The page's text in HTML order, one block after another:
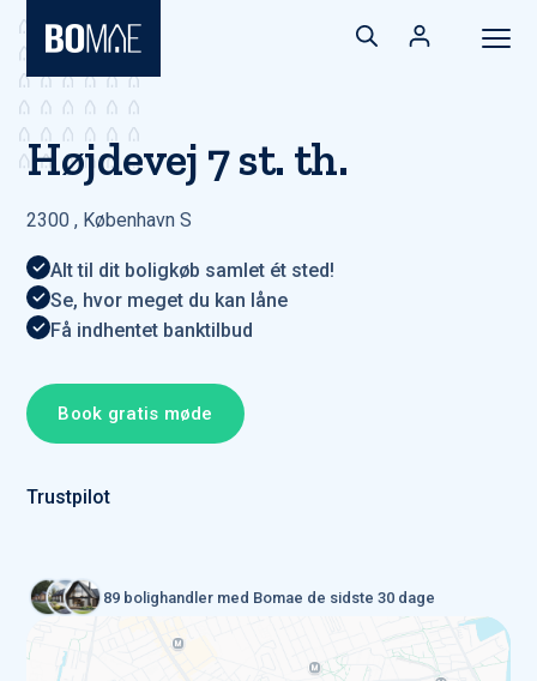
Højdevej 7 st. th.
2300 , København S
Alt til dit boligkøb samlet ét sted!
Se, hvor meget du kan låne
Få indhentet banktilbud
Book gratis møde
Trustpilot
89 bolighandler med Bomae de sidste 30 dage